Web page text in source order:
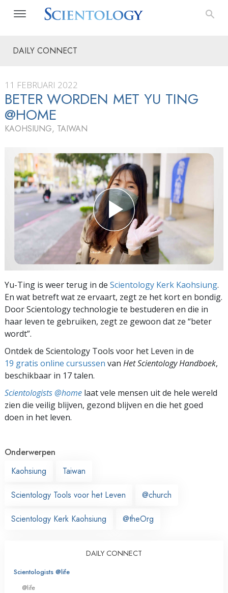
DAILY CONNECT
11 FEBRUARI 2022
BETER WORDEN MET YU TING
@HOME
KAOHSIUNG, TAIWAN
Yu-Ting is weer terug in de Scientology Kerk Kaohsiung.
En wat betreft wat ze ervaart, zegt ze het kort en bondig.
Door Scientology technologie te bestuderen en die in
haar leven te gebruiken, zegt ze gewoon dat ze “beter
wordt”.
Ontdek de Scientology Tools voor het Leven in de
19 gratis online cursussen van Het Scientology Handboek,
beschikbaar in 17 talen.
Scientologists @home laat vele mensen uit de hele wereld
zien die veilig blijven, gezond blijven en die het goed
doen in het leven.
Onderwerpen
Kaohsiung
Taiwan
Scientology Tools voor het Leven @church
Scientology Kerk Kaohsiung @theOrg
DAILY CONNECT
Scientologists @life
@life